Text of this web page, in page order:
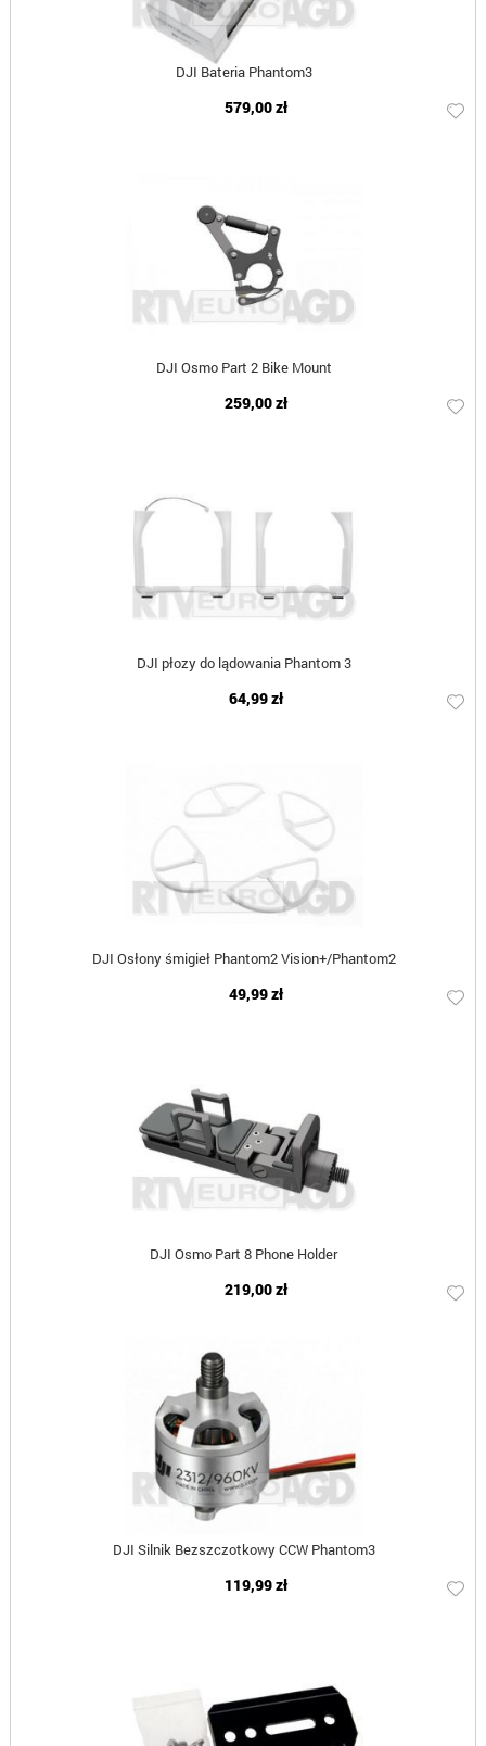
DJI Bateria Phantom3
579,00 zł
DJI Osmo Part 2 Bike Mount
259,00 zł
DJI płozy do lądowania Phantom 3
64,99 zł
DJI Osłony śmigieł Phantom2 Vision+/Phantom2
49,99 zł
DJI Osmo Part 8 Phone Holder
219,00 zł
DJI Silnik Bezszczotkowy CCW Phantom3
119,99 zł